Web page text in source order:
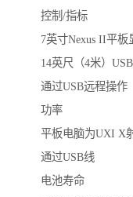
控制/指标
7英寸Nexus II平板
14英尺（4米）
通过USB远程操作
功率
平板电脑为UXI X
通过USB线
电池寿命